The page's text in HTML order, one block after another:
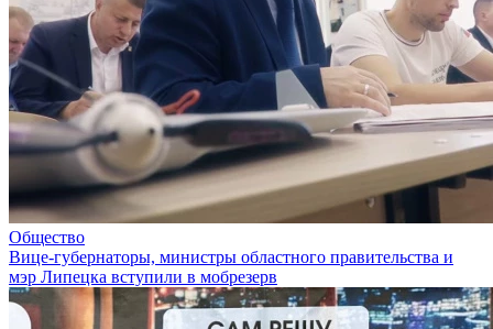
Общество
Вице-губернаторы, министры областного правительства и
мэр Липецка вступили в мобрезерв